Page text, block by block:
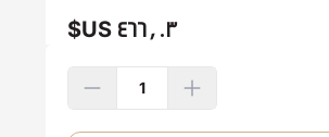
٤٦٦٫٠٣ US$